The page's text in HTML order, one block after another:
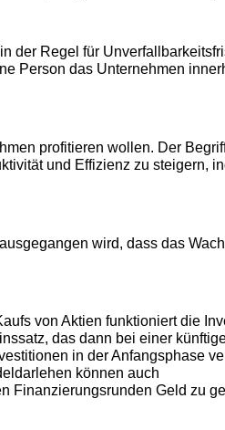
der Regel für
Person das Unternehmen
profitieren wollen. Der
und Effizienz zu steigern,
wird, dass das
von Aktien funktioniert die
das dann bei einer
in der Anfangsphase
können auch
Finanzierungsrunden Geld zu